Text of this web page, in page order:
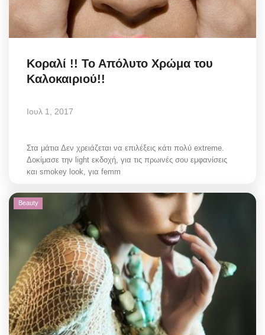
Elections 2023
Ελληνικά English
Κοραλί !! Το Απόλυτο Χρώμα του
Καλοκαιριού!!
Ιουλ 1, 2017
Στα μάτια Δεν χρειάζεται να επιλέξεις κάτι πολύ extreme.
Δοκίμασε την light εκδοχή, για τις πρωινές σου εμφανίσεις
και smokey look, για femm
Beauty